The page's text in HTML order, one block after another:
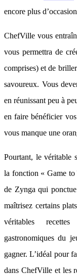
encore plus
ChefVille vous
vous permettra de
comprises) et de
savoureux. Vous
en réunissant peu à
en faire bénéficier
vous manque une
Pourtant, le véritable
la fonction « Game
de Zynga qui
maîtrisez certains
véritables
gastronomiques du
gagner. L’idéal pour
dans ChefVille et les